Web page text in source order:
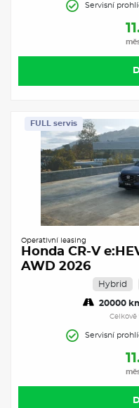
Servisní
FULL servis
Operativní leasing
Honda CR-V
AWD 2026
Hybrid
20000
Servisní